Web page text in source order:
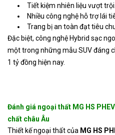
Tiết kiệm nhiên liệu vượt trội.
Nhiều công nghệ hỗ trợ lái
Trang bị an toàn đạt tiêu
Đặc biệt, công nghệ Hybrid sạc
một trong những mẫu SUV đáng
1 tỷ đồng hiện nay.
Đánh giá ngoại thất MG HS
chất châu Âu
Thiết kế ngoại thất của MG HS